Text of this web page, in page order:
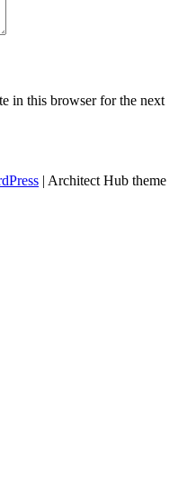
in this browser for the next
| Architect Hub theme